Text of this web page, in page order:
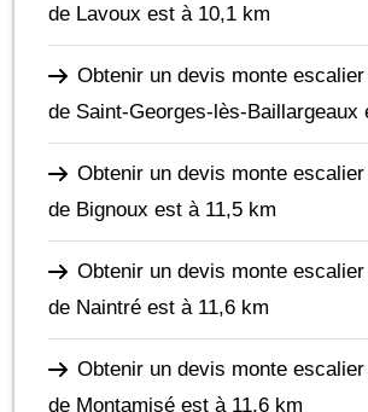
de Lavoux est à 10,1 km
Obtenir un devis monte
de Saint-Georges-lès-Baillargeaux
Obtenir un devis monte
de Bignoux est à 11,5 km
Obtenir un devis monte
de Naintré est à 11,6 km
Obtenir un devis monte
de Montamisé est à 11,6 km